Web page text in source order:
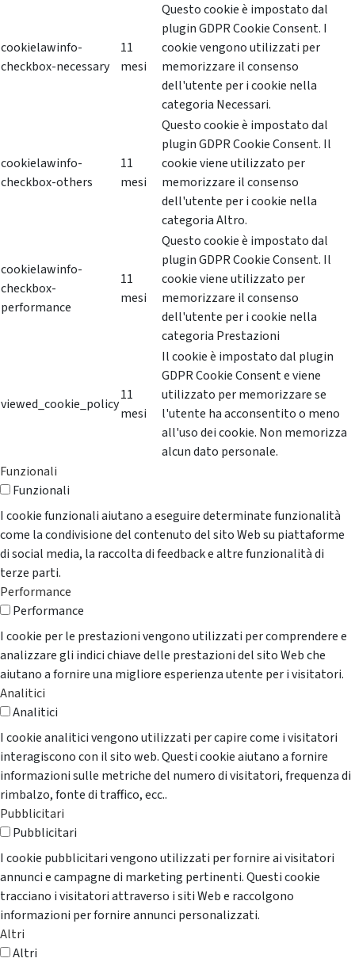
cookielawinfo-
checkbox-necessary
11
mesi
Questo cookie è impostato dal
plugin GDPR Cookie Consent. I
cookie vengono utilizzati per
memorizzare il consenso
dell'utente per i cookie nella
categoria Necessari.
cookielawinfo-
checkbox-others
11
mesi
Questo cookie è impostato dal
plugin GDPR Cookie Consent. Il
cookie viene utilizzato per
memorizzare il consenso
dell'utente per i cookie nella
categoria Altro.
cookielawinfo-
checkbox-
performance
11
mesi
Questo cookie è impostato dal
plugin GDPR Cookie Consent. Il
cookie viene utilizzato per
memorizzare il consenso
dell'utente per i cookie nella
categoria Prestazioni
viewed_cookie_policy
11
mesi
Il cookie è impostato dal plugin
GDPR Cookie Consent e viene
utilizzato per memorizzare se
l'utente ha acconsentito o meno
all'uso dei cookie. Non memorizza
alcun dato personale.
Funzionali
Funzionali
I cookie funzionali aiutano a eseguire determinate funzionalità
come la condivisione del contenuto del sito Web su piattaforme
di social media, la raccolta di feedback e altre funzionalità di
terze parti.
Performance
Performance
I cookie per le prestazioni vengono utilizzati per comprendere e
analizzare gli indici chiave delle prestazioni del sito Web che
aiutano a fornire una migliore esperienza utente per i visitatori.
Analitici
Analitici
I cookie analitici vengono utilizzati per capire come i visitatori
interagiscono con il sito web. Questi cookie aiutano a fornire
informazioni sulle metriche del numero di visitatori, frequenza di
rimbalzo, fonte di traffico, ecc..
Pubblicitari
Pubblicitari
I cookie pubblicitari vengono utilizzati per fornire ai visitatori
annunci e campagne di marketing pertinenti. Questi cookie
tracciano i visitatori attraverso i siti Web e raccolgono
informazioni per fornire annunci personalizzati.
Altri
Altri